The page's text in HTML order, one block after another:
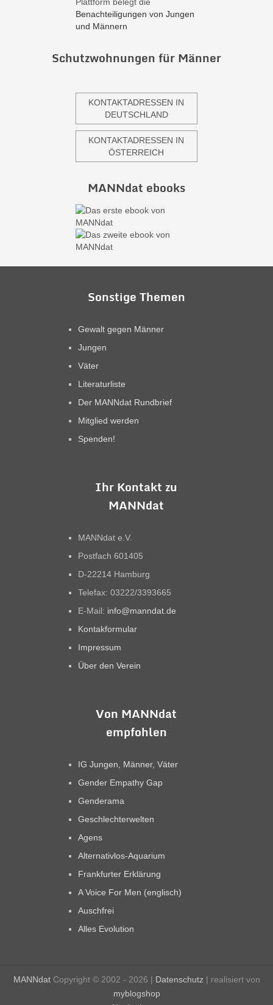
Benachteiligungen von Jungen
und Männern
Schutzwohnungen für Männer
KONTAKTADRESSEN IN
DEUTSCHLAND
KONTAKTADRESSEN IN
ÖSTERREICH
MANNdat ebooks
Sonstige Themen
Gewalt gegen Männer
Jungen
Väter
Literaturliste
Der MANNdat Rundbrief
Mitglied werden
Spenden!
Ihr Kontakt zu
MANNdat
MANNdat e.V.
Postfach 601405
D-22214 Hamburg
Telefax: 03222/3393665
E-Mail: info@manndat.de
Kontakformular
Impressum
Über den Verein
Von MANNdat
empfohlen
IG Jungen, Männer, Väter
Gender Empathy Gap
Genderama
Geschlechterwelten
Agens
Alternativlos-Aquarium
Frankfurter Erklärung
A Voice For Men (englisch)
Auschfrei
Alles Evolution
MANNdatCopyright © 2002 - 2026 | Datenschutz | realisiert von
myblogshop